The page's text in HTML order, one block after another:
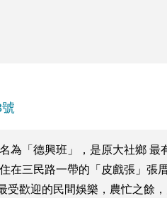
為「德興班」，是原大社鄉
在三民路一帶的「皮戲張」
受歡迎的民間娛樂，農忙之餘